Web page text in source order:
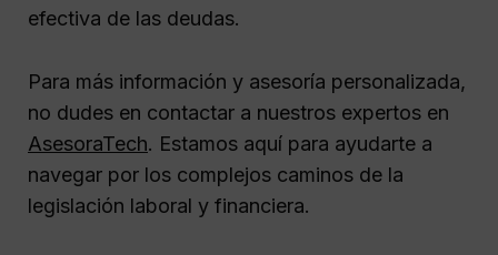
efectiva de las deudas.
Para más información y asesoría personalizada,
no dudes en contactar a nuestros expertos en
AsesoraTech. Estamos aquí para ayudarte a
navegar por los complejos caminos de la
legislación laboral y financiera.